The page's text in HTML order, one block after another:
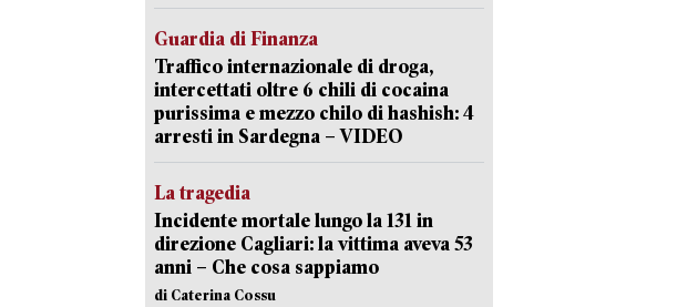
Guardia di Finanza
Traffico internazionale di droga,
intercettati oltre 6 chili di cocaina
purissima e mezzo chilo di hashish: 4
arresti in Sardegna – VIDEO
La tragedia
Incidente mortale lungo la 131 in
direzione Cagliari: la vittima aveva 53
anni – Che cosa sappiamo
di Caterina Cossu